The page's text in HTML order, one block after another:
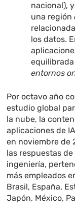
nacional),
una región
los datos.
entornos
Por octavo año
estudio global
la nube, la
aplicaciones de
en noviembre de
las respuestas
ingeniería,
más empleados
Brasil, España,
Japón, México,